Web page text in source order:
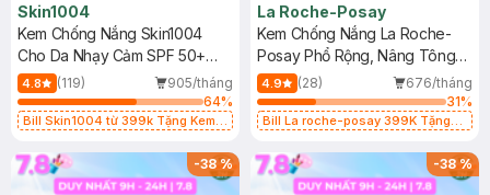
Skin1004
Kem Chống Nắng Skin1004
Cho Da Nhạy Cảm SPF 50+
50ml
4.8 (119)
905/tháng
64%
Bill Skin1004 từ 399k Tặng Kem
SPF 50+ 20ml (SL Có Hạn)
La Roche-Posay
Kem Chống Nắng La Roche-
Posay Phổ Rộng, Nâng Tông
Kiềm Dầu 50ml
4.9 (28)
676/tháng
31%
Bill La roche-posay 399K Tặng
(SL có hạn)
-38% -38%